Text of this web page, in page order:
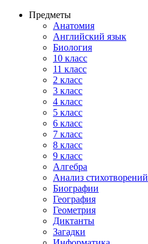
Предметы
Анатомия
Английский язык
Биология
10 класс
11 класс
2 класс
3 класс
4 класс
5 класс
6 класс
7 класс
8 класс
9 класс
Алгебра
Анализ стихотворений
Биографии
География
Геометрия
Диктанты
Загадки